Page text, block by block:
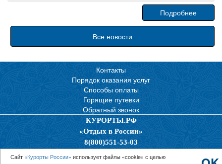
Подробнее
Все новости
Контакты
Порядок оказания услуг
Способы оплаты
Горящие путевки
Обратный звонок
КУРОРТЫ.РФ
«Отдых в России»
8(800)551-53-03
Политика конфиденциальности
Сайт «Курорты России» использует файлы «cookie» с целью